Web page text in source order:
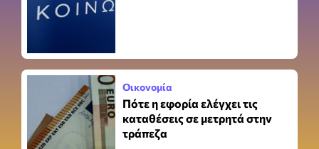
Πότε η εφορία ελέγχει τις
καταθέσεις σε μετρητά στην
τράπεζα
Οικονομία